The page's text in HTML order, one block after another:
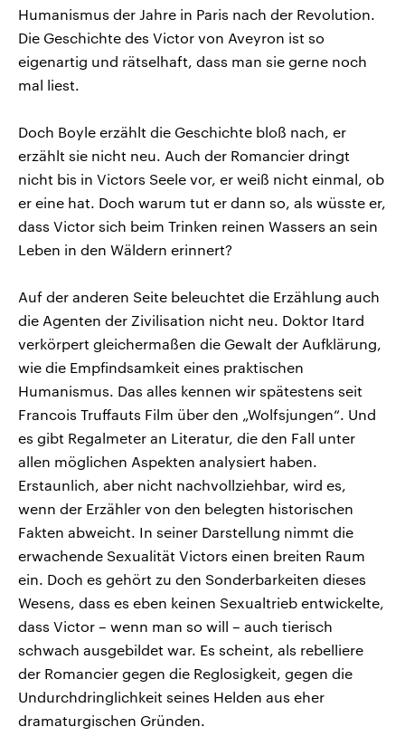
Humanismus der Jahre in Paris nach der Revolution.
Die Geschichte des Victor von Aveyron ist so
eigenartig und rätselhaft, dass man sie gerne noch
mal liest.
Doch Boyle erzählt die Geschichte bloß nach, er
erzählt sie nicht neu. Auch der Romancier dringt
nicht bis in Victors Seele vor, er weiß nicht einmal, ob
er eine hat. Doch warum tut er dann so, als wüsste er,
dass Victor sich beim Trinken reinen Wassers an sein
Leben in den Wäldern erinnert?
Auf der anderen Seite beleuchtet die Erzählung auch
die Agenten der Zivilisation nicht neu. Doktor Itard
verkörpert gleichermaßen die Gewalt der Aufklärung,
wie die Empfindsamkeit eines praktischen
Humanismus. Das alles kennen wir spätestens seit
Francois Truffauts Film über den „Wolfsjungen“. Und
es gibt Regalmeter an Literatur, die den Fall unter
allen möglichen Aspekten analysiert haben.
Erstaunlich, aber nicht nachvollziehbar, wird es,
wenn der Erzähler von den belegten historischen
Fakten abweicht. In seiner Darstellung nimmt die
erwachende Sexualität Victors einen breiten Raum
ein. Doch es gehört zu den Sonderbarkeiten dieses
Wesens, dass es eben keinen Sexualtrieb entwickelte,
dass Victor – wenn man so will – auch tierisch
schwach ausgebildet war. Es scheint, als rebelliere
der Romancier gegen die Reglosigkeit, gegen die
Undurchdringlichkeit seines Helden aus eher
dramaturgischen Gründen.